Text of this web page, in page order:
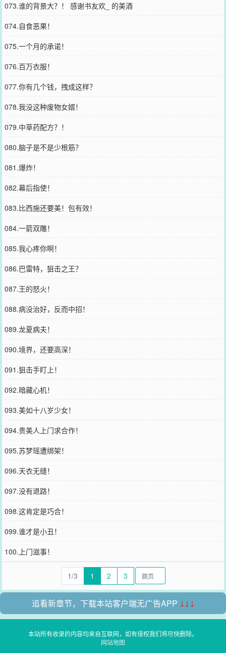
073.谁的背景大？！ 感谢书友欢_ 的美酒
074.自食恶果！
075.一个月的承诺！
076.百万衣服！
077.你有几个钱，拽成这样？
078.我没这种废物女婿！
079.中草药配方？！
080.脑子是不是少根筋？
081.爆炸！
082.幕后指使！
083.比西施还要美！包有效！
084.一箭双雕！
085.我心疼你啊！
086.巴雷特，狙击之王？
087.王的怒火！
088.病没治好，反而中招！
089.龙夏病夫！
090.境界，还要高深！
091.狙击手盯上！
092.暗藏心机！
093.美如十八岁少女！
094.贵美人上门求合作！
095.苏梦瑶遭绑架！
096.天衣无缝！
097.没有退路！
098.这肯定是巧合！
099.谁才是小丑！
100.上门滋事！
1/3 1 2 3
追看新章节，下载本站客户端无广告APP ↓↓↓
本站所有收录的内容均来自互联网，如有侵权我们将尽快删除。
网站地图